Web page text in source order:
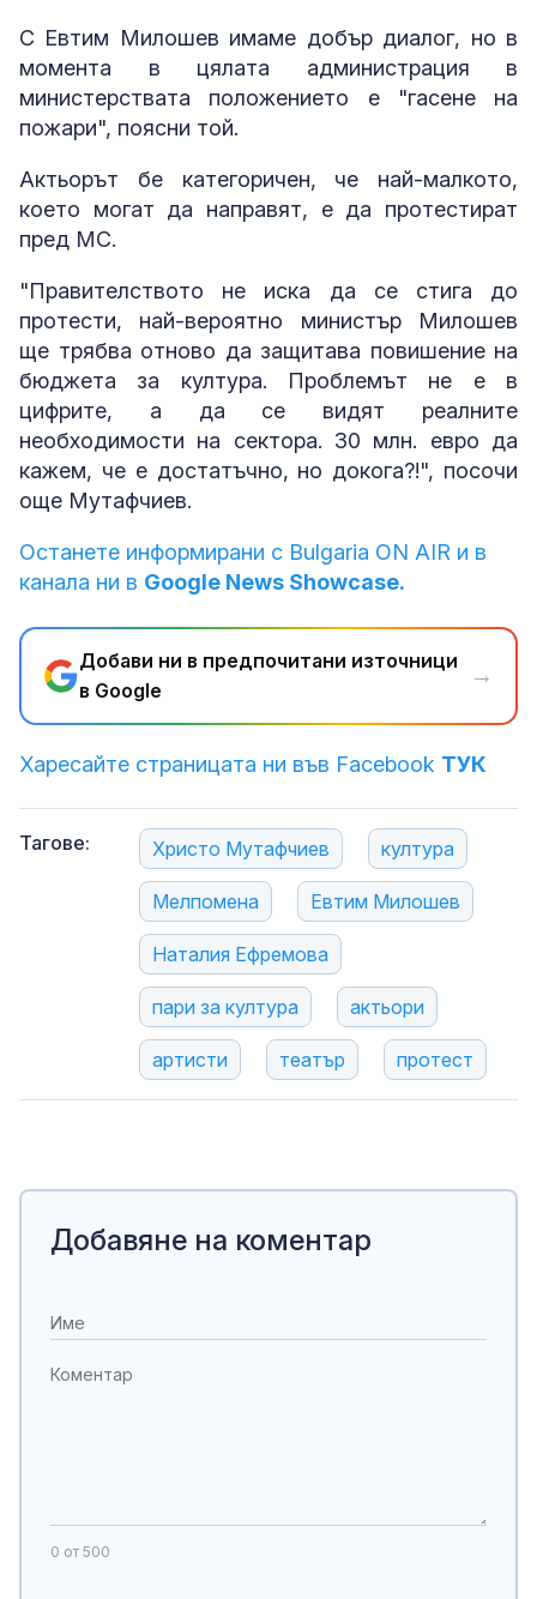
С Евтим Милошев имаме добър диалог, но в
момента в цялата администрация в
министерствата положението е "гасене на
пожари", поясни той.
Актьорът бе категоричен, че най-малкото,
което могат да направят, е да протестират
пред МС.
"Правителството не иска да се стига до
протести, най-вероятно министър Милошев
ще трябва отново да защитава повишение на
бюджета за култура. Проблемът не е в
цифрите, а да се видят реалните
необходимости на сектора. 30 млн. евро да
кажем, че е достатъчно, но докога?!", посочи
още Мутафчиев.
Останете информирани с Bulgaria ON AIR и в
канала ни в Google News Showcase.
Добави ни в предпочитани източници
в Google
→
Харесайте страницата ни във Facebook ТУК
Тагове: Христо Мутафчиев култура
Мелпомена Евтим Милошев
Наталия Ефремова
пари за култура актьори
артисти театър протест
Добавяне на коментар
0 от 500